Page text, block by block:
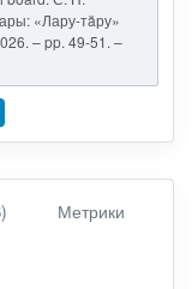
«Лару-тăру»
– pp. 49-51. –
Метрики